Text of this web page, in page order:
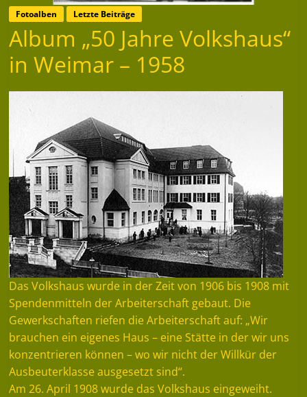
Fotoalben Letzte Beiträge
Album „50 Jahre Volkshaus“
in Weimar – 1958
Das Volkshaus wurde in der Zeit von 1906 bis 1908 mit
Spendenmitteln der Arbeiterschaft gebaut. Die
Gewerkschaften riefen die Arbeiterschaft auf: „Wir
brauchen ein eigenes Haus – eine Stätte in der wir uns
konzentrieren können – wo wir nicht der Willkür der
Ausbeuterklasse ausgesetzt sind“.
Am 26. April 1908 wurde das Volkshaus eingeweiht.